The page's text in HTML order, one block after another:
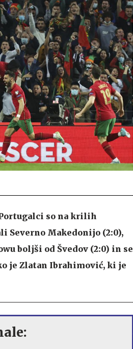
so na krilih
Severno Makedonijo (2:0),
boljši od Švedov (2:0) in se
je Zlatan Ibrahimović, ki je